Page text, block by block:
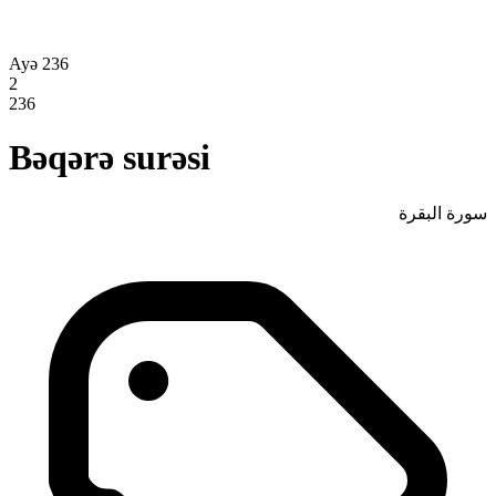
Ayə 236
2
236
Bəqərə surəsi
سورة البقرة